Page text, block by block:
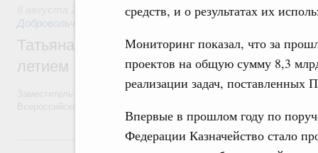
средств, и о результатах их
Мониторинг показал, что за
проектов на общую сумму 8,3
реализации задач, поставленных
Впервые в прошлом году по
Федерации Казначейство стало
Социальные инновации. Некоммерческие
Добровольчество и волонтёрство. Благотворительность
Татьяна Голикова поздравила
летием
Заместитель Председателя Правительства Татьяна Голикова
7 августа, пятница